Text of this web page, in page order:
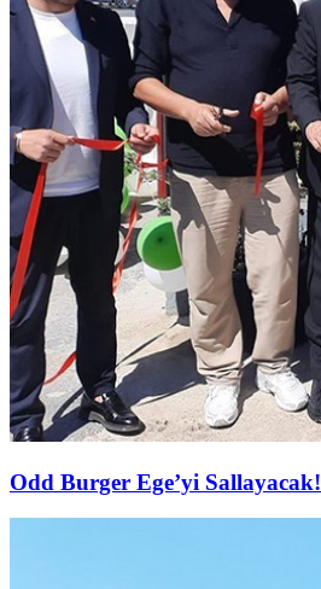
Odd Burger Ege’yi Sallayacak!